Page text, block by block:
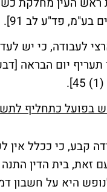
פד"ע לב 91].
לעבודה, כי יש
בפועל כתחליף
קבע, כי ככלל
זאת, בית הדין
היא על חשבון